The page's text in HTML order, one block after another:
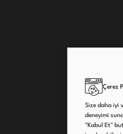
Çerez
Size daha iyi
deneyimi
"Kabul Et"